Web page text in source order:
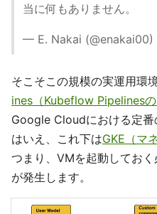
当に何もありません。
— E. Nakai (@enakai00)
そこそこの規模の実運用環
ines（Kubeflow Pipelinesの
Google Cloudにおける定番
はいえ、これ下はGKE（マ
つまり、VMを起動してお
が発生します。